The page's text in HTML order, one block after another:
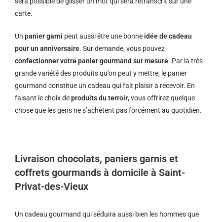
carte.
Un panier garni peut aussi être une bonne idée de cadeau
pour un anniversaire. Sur demande, vous pouvez
confectionner votre panier gourmand sur mesure. Par la très
grande variété des produits qu’on peut y mettre, le panier
gourmand constitue un cadeau qui fait plaisir à recevoir. En
faisant le choix deproduits du terroir, vous offrirez quelque
chose que les gens ne s’achètent pas forcément au quotidien.
Livraison chocolats, paniers garnis et
coffrets gourmands à domicile à Saint-
Privat-des-Vieux
Un cadeau gourmand qui séduira aussi bien les hommes que